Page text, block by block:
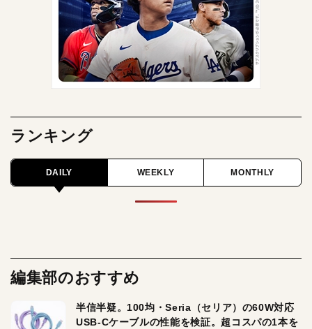
ランキング
DAILY WEEKLY MONTHLY
編集部のおすすめ
半信半疑。100均・Seria（セリア）の60W対応
USB-Cケーブルの性能を検証。超コスパの1本を